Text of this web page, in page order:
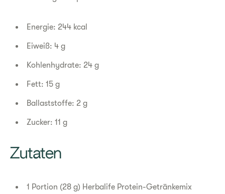
Energie: 244 kcal
Eiweiß: 4 g
Kohlenhydrate: 24 g
Fett: 15 g
Ballaststoffe: 2 g
Zucker: 11 g
Zutaten
1 Portion (28 g) Herbalife Protein-Getränkemix